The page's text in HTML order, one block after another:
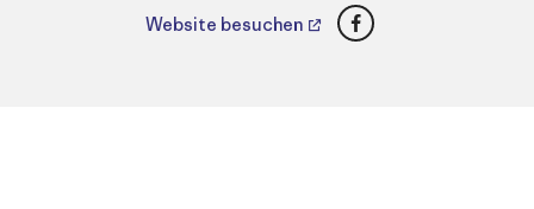
Website besuchen Facebook